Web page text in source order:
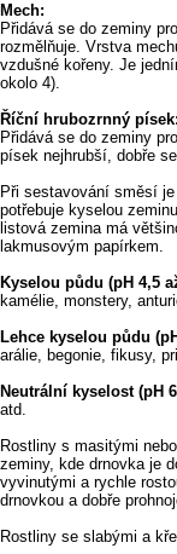
Mech:
Přidává se do zeminy
rozmělňuje. Vrstva
vzdušné kořeny. Je
okolo 4).
Říční hrubozrnný písek:
Přidává se do zeminy
písek nejhrubší, dobře
Při sestavování směsí
potřebuje kyselou
listová zemina má
lakmusovým papírkem.
Kyselou půdu (pH 4,5
kamélie, monstery,
Lehce kyselou půdu
arálie, begonie, fikusy,
Neutrální kyselost (pH
atd.
Rostliny s masitými
zeminy, kde drnovka je
vyvinutými a rychle
drnovkou a dobře
Rostliny se slabými a